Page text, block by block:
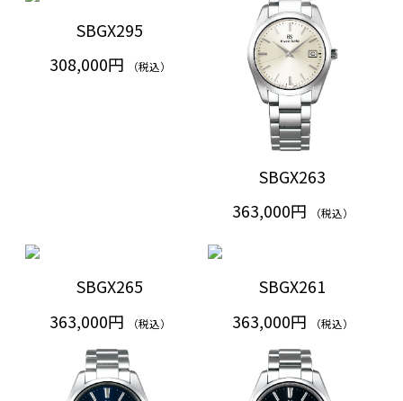
SBGX295
308,000円
（税込）
SBGX263
363,000円
（税込）
SBGX265
363,000円
（税込）
SBGX261
363,000円
（税込）